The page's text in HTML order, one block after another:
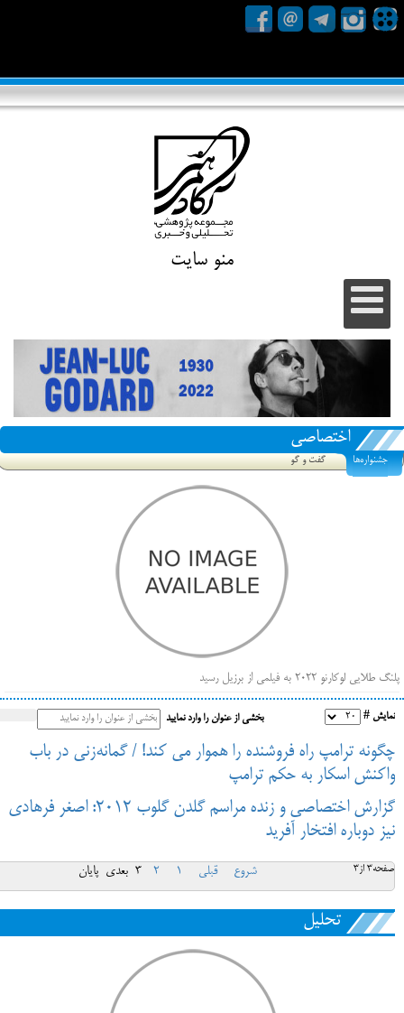
منو سایت
اختصاصی
جشنواره‌ها گفت و گو
پلنگ طلایی لوکارنو ۲۰۲۲ به فیلمی از برزیل رسید
فهرست فیلم‌های بخش مسابقه جشنواره فیلم ونیز ۲۰۲۲ مشخص شد، سهم پررنگ ایرانی‌ها
بیرون راندن فیلم‌های منتسب به حامیان کرملین از جشنواره کن، راه برای مستقل‌ها باز است
بخشی از عنوان را وارد نمایید نمایش #
چگونه ترامپ راه فروشنده را هموار می کند! / گمانه‌زنی در باب
واکنش اسکار به حکم ترامپ
گزارش اختصاصی و زنده مراسم گلدن گلوب 2012: اصغر فرهادی
نیز دوباره افتخار آفرید
صفحه3 از3 شروع قبلی 1
2
3 بعدی پایان
تحلیل